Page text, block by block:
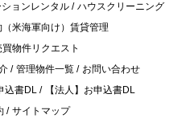
ョンレンタル
ハウスクリーニング
米海軍向け）賃貸管理
買物件リクエスト
管理物件一覧
お問い合わせ
込書DL
【法人】お申込書DL
サイトマップ